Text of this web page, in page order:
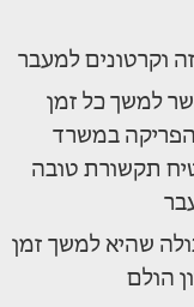
וקרטונים למעבר
למשך כל זמן
במשרד
תקשורת טובה
שהיא למשך זמן
הולם